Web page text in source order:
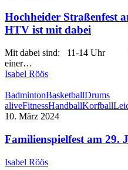
Hochheider Straßenfest
HTV ist mit dabei
Mit dabei sind: 11-14 Uhr
einer…
Isabel Röös
BadmintonBasketballDrums
aliveFitnessHandballKorfball
10. März 2024
Familienspielfest am 29.
Isabel Röös